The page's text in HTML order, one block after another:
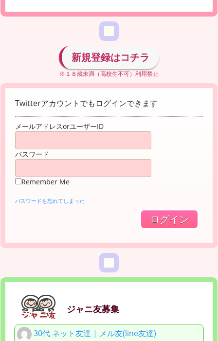
新規登録はコチラ
※１８歳未満（高校生不可）利用禁止
Twitterアカウントでもログインできます
メールアドレスorユーザーID
パスワード
Remember Me
パスワードを忘れてしまった
ジャニ友募集
30代 ネット友達 | メル友(line友達)